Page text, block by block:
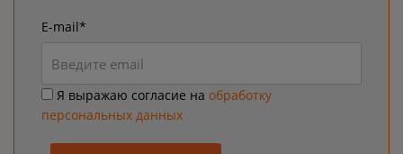
E-mail*
Я выражаю согласие на обработку
персональных данных